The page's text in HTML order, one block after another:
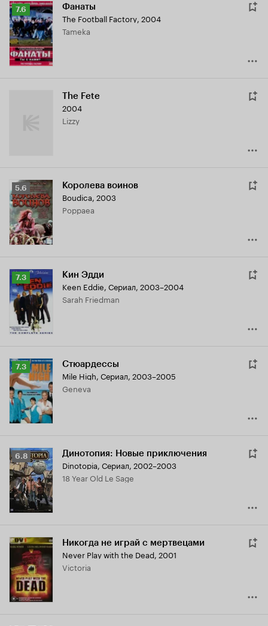
Рейтинг
Кинопоиска
7.6
7.6 Фанаты
The Football Factory, 2004
Tameka
The Fete
2004
Lizzy
Рейтинг
Кинопоиска
5.6
5.6 Королева воинов
Boudica, 2003
Poppaea
Рейтинг
Кинопоиска
7.3
7.3 Кин Эдди
Keen Eddie, Сериал, 2003–2004
Sarah Friedman
Рейтинг
Кинопоиска
7.3
7.3 Стюардессы
Mile High, Сериал, 2003–2005
Geneva
Рейтинг
Кинопоиска
6.8
6.8 Динотопия: Новые приключения
Dinotopia, Сериал, 2002–2003
18 Year Old Le Sage
Никогда не играй с мертвецами
Never Play with the Dead, 2001
Victoria